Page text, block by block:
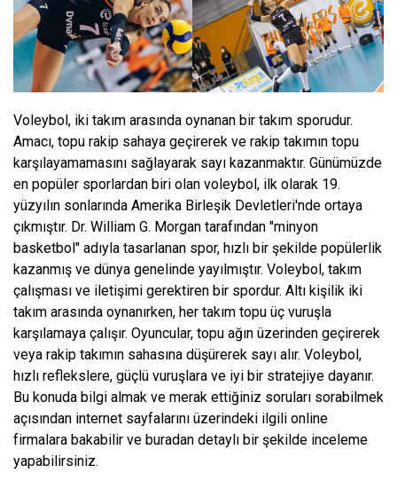
Voleybol, iki takım arasında oynanan bir takım sporudur.
Amacı, topu rakip sahaya geçirerek ve rakip takımın topu
karşılayamamasını sağlayarak sayı kazanmaktır. Günümüzde
en popüler sporlardan biri olan voleybol, ilk olarak 19.
yüzyılın sonlarında Amerika Birleşik Devletleri'nde ortaya
çıkmıştır. Dr. William G. Morgan tarafından "minyon
basketbol" adıyla tasarlanan spor, hızlı bir şekilde popülerlik
kazanmış ve dünya genelinde yayılmıştır. Voleybol, takım
çalışması ve iletişimi gerektiren bir spordur. Altı kişilik iki
takım arasında oynanırken, her takım topu üç vuruşla
karşılamaya çalışır. Oyuncular, topu ağın üzerinden geçirerek
veya rakip takımın sahasına düşürerek sayı alır. Voleybol,
hızlı reflekslere, güçlü vuruşlara ve iyi bir stratejiye dayanır.
Bu konuda bilgi almak ve merak ettiğiniz soruları sorabilmek
açısından internet sayfalarını üzerindeki ilgili online
firmalara bakabilir ve buradan detaylı bir şekilde inceleme
yapabilirsiniz.